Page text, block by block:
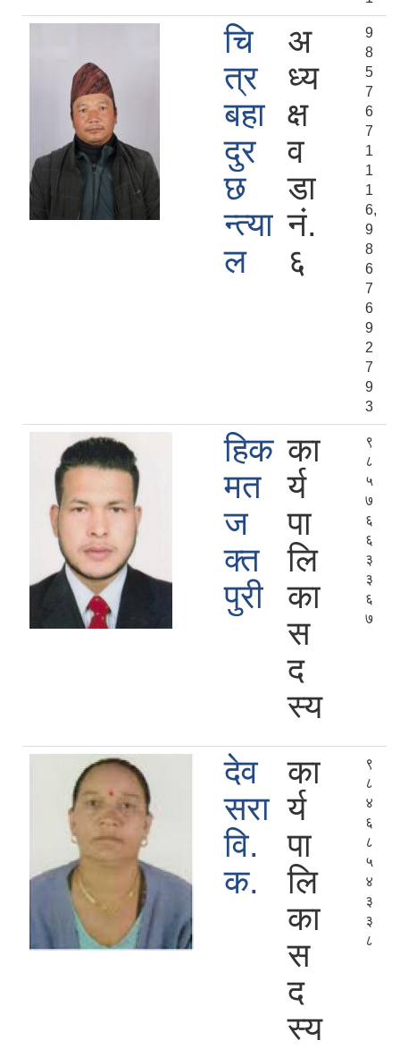
चि
त्र
बहा
दुर
छ
न्त्या
ल
अ
ध्य
क्ष
व
डा
नं.
६
9
8
5
7
6
7
1
1
1
6,
9
8
6
7
6
9
2
7
9
3
हिक
मत
ज
क्त
पुरी
का
र्य
पा
लि
का
स
द
स्य
९
८
५
७
६
६
३
३
६
७
देव
सरा
वि.
क.
का
र्य
पा
लि
का
स
द
स्य
९
८
४
६
८
५
४
३
३
८